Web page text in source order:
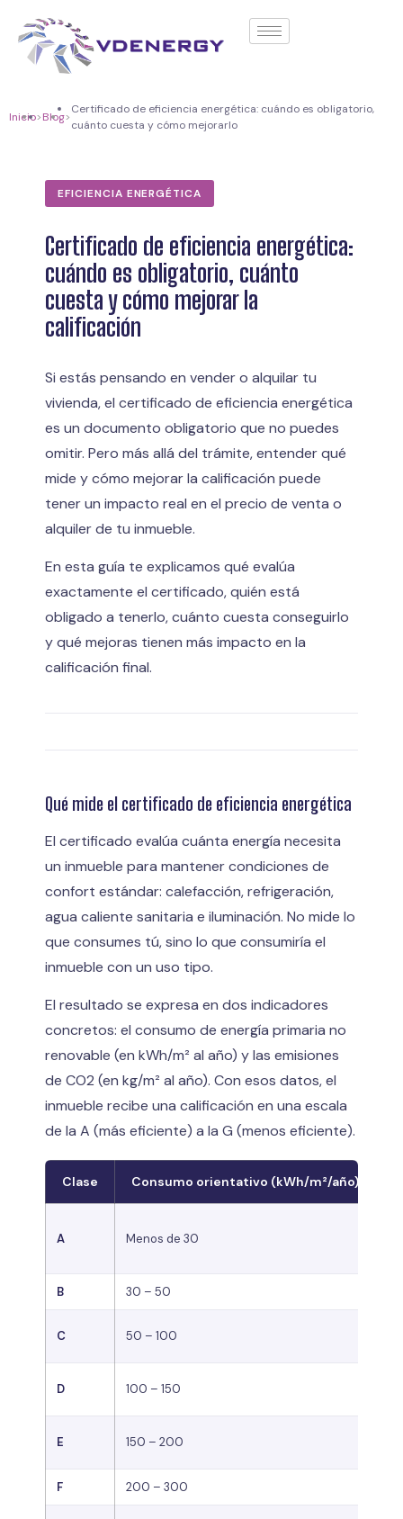
Inicio>Blog>
Certificado de eficiencia energética: cuándo es obligatorio,
cuánto cuesta y cómo mejorarlo
EFICIENCIA ENERGÉTICA
Certificado de eficiencia energética:
cuándo es obligatorio, cuánto
cuesta y cómo mejorar la
calificación
Si estás pensando en vender o alquilar tu
vivienda, el certificado de eficiencia energética
es un documento obligatorio que no puedes
omitir. Pero más allá del trámite, entender qué
mide y cómo mejorar la calificación puede
tener un impacto real en el precio de venta o
alquiler de tu inmueble.
En esta guía te explicamos qué evalúa
exactamente el certificado, quién está
obligado a tenerlo, cuánto cuesta conseguirlo
y qué mejoras tienen más impacto en la
calificación final.
Qué mide el certificado de eficiencia energética
El certificado evalúa cuánta energía necesita
un inmueble para mantener condiciones de
confort estándar: calefacción, refrigeración,
agua caliente sanitaria e iluminación. No mide lo
que consumes tú, sino lo que consumiría el
inmueble con un uso tipo.
El resultado se expresa en dos indicadores
concretos: el consumo de energía primaria no
renovable (en kWh/m² al año) y las emisiones
de CO2 (en kg/m² al año). Con esos datos, el
inmueble recibe una calificación en una escala
de la A (más eficiente) a la G (menos eficiente).
Clase Consumo orientativo (kWh/m²/año)
A Menos de 30
B 30 – 50
C 50 – 100
D 100 – 150
E 150 – 200
F 200 – 300